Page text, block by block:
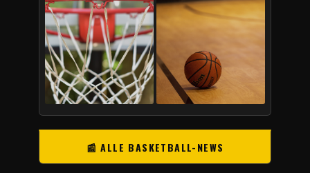
📰 ALLE BASKETBALL-NEWS